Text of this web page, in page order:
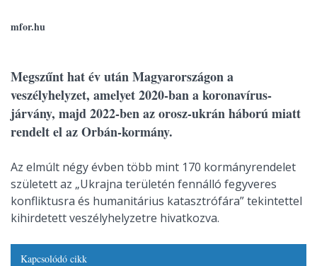
mfor.hu
Megszűnt hat év után Magyarországon a
veszélyhelyzet, amelyet 2020-ban a koronavírus-
járvány, majd 2022-ben az orosz-ukrán háború miatt
rendelt el az Orbán-kormány.
Az elmúlt négy évben több mint 170 kormányrendelet
született az „Ukrajna területén fennálló fegyveres
konfliktusra és humanitárius katasztrófára” tekintettel
kihirdetett veszélyhelyzetre hivatkozva.
Kapcsolódó cikk